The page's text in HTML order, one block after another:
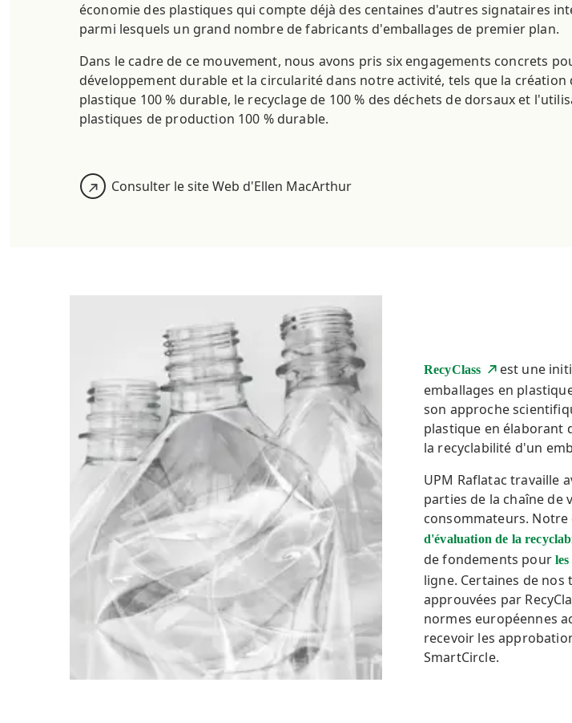
économie des plastiques qui compte déjà des centaines d'autres signataires
parmi lesquels un grand nombre de fabricants d'emballages de premier plan.
Dans le cadre de ce mouvement, nous avons pris six engagements concrets
développement durable et la circularité dans notre activité, tels que la création
plastique 100 % durable, le recyclage de 100 % des déchets de dorsaux et
plastiques de production 100 % durable.
Consulter le site Web d'Ellen MacArthur
RecyClass
est une
emballages en
son approche
plastique en élaborant
la recyclabilité d'un
UPM Raflatac travaille
parties de la chaîne de
consommateurs. Notre
d'évaluation de la
de fondements pour
ligne. Certaines de
approuvées par
normes européennes
recevoir les
SmartCircle.